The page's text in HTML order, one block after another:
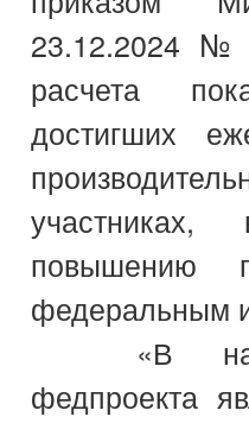
23.12.2024 №
расчета
достигших
повышению
федеральным
«В
федпроекта